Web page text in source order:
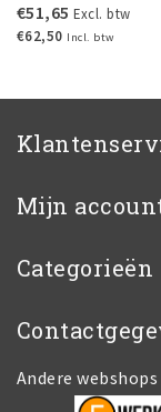
€51,65 Excl. btw
€62,50 Incl. btw
Mijn
Categorieën
Andere